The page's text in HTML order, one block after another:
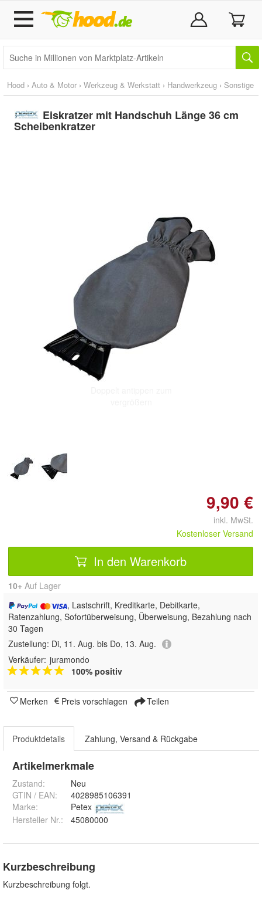
Hood › Auto & Motor › Werkzeug & Werkstatt › Handwerkzeug › Sonstige
Eiskratzer mit Handschuh Länge 36 cm
Scheibenkratzer
9,90 €
inkl. MwSt.
Kostenloser Versand
In den Warenkorb
10+ Auf Lager
, Lastschrift, Kreditkarte, Debitkarte,
Ratenzahlung, Sofortüberweisung, Überweisung, Bezahlung nach
30 Tagen
Zustellung: Di, 11. Aug. bis Do, 13. Aug.
Verkäufer: juramondo
100% positiv
Merken Preis vorschlagen Teilen
Produktdetails Zahlung, Versand & Rückgabe
Artikelmerkmale
Zustand:
Neu
GTIN / EAN:
4028985106391
Marke:
Petex
Hersteller Nr.:
45080000
Kurzbeschreibung
Kurzbeschreibung folgt.